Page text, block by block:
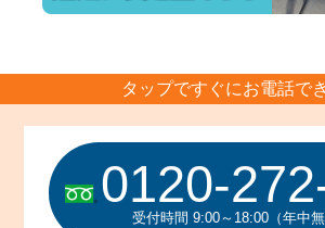
タップですぐにお電話で
0120-
受付時間 9:00～18:00（年中無